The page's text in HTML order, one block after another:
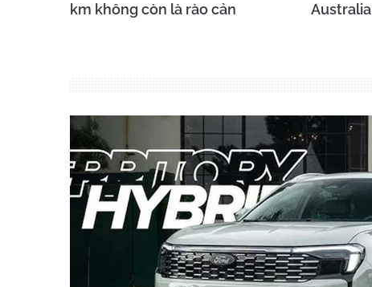
km không còn là rào cản
Australia